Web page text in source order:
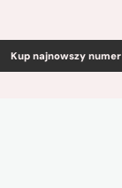
Kup najnowszy numer